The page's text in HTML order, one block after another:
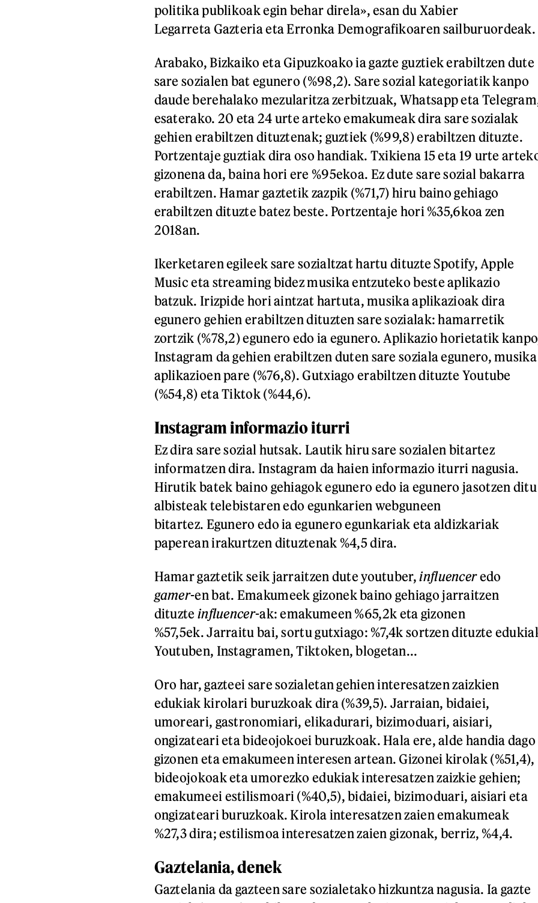
politika publikoak egin behar direla», esan du Xabier
Legarreta Gazteria eta Erronka Demografikoaren sailburuordeak.
Arabako, Bizkaiko eta Gipuzkoako ia gazte guztiek erabiltzen dute
sare sozialen bat egunero (%98,2). Sare sozial kategoriatik kanpo
daude berehalako mezularitza zerbitzuak, Whatsapp eta
esaterako. 20 eta 24 urte arteko emakumeak dira sare sozialak
gehien erabiltzen dituztenak; guztiek (%99,8) erabiltzen dituzte.
Portzentaje guztiak dira oso handiak. Txikiena 15 eta 19 urte
gizonena da, baina hori ere %95ekoa. Ez dute sare sozial bakarra
erabiltzen. Hamar gaztetik zazpik (%71,7) hiru baino gehiago
erabiltzen dituzte batez beste. Portzentaje hori %35,6koa zen
2018an.
Ikerketaren egileek sare sozialtzat hartu dituzte Spotify, Apple
Music eta streaming bidez musika entzuteko beste aplikazio
batzuk. Irizpide hori aintzat hartuta, musika aplikazioak dira
egunero gehien erabiltzen dituzten sare sozialak: hamarretik
zortzik (%78,2) egunero edo ia egunero. Aplikazio horietatik
Instagram da gehien erabiltzen duten sare soziala egunero, musika
aplikazioen pare (%76,8). Gutxiago erabiltzen dituzte Youtube
(%54,8) eta Tiktok (%44,6).
Instagram informazio iturri
Ez dira sare sozial hutsak. Lautik hiru sare sozialen bitartez
informatzen dira. Instagram da haien informazio iturri nagusia.
Hirutik batek baino gehiagok egunero edo ia egunero jasotzen ditu
albisteak telebistaren edo egunkarien webguneen
bitartez. Egunero edo ia egunero egunkariak eta aldizkariak
paperean irakurtzen dituztenak %4,5 dira.
Hamar gaztetik seik jarraitzen dute youtuber,influenceredo
gamer-en bat. Emakumeek gizonek baino gehiago jarraitzen
dituzte influencer-ak: emakumeen %65,2k eta gizonen
%57,5ek. Jarraitu bai, sortu gutxiago: %7,4k sortzen dituzte
Youtuben, Instagramen, Tiktoken, blogetan...
Oro har, gazteei sare sozialetan gehien interesatzen zaizkien
edukiak kirolari buruzkoak dira (%39,5). Jarraian, bidaiei,
umoreari, gastronomiari, elikadurari, bizimoduari, aisiari,
ongizateari eta bideojokoei buruzkoak. Hala ere, alde handia dago
gizonen eta emakumeen interesen artean. Gizonei kirolak (%51,4),
bideojokoak eta umorezko edukiak interesatzen zaizkie gehien;
emakumeei estilismoari (%40,5), bidaiei, bizimoduari, aisiari eta
ongizateari buruzkoak. Kirola interesatzen zaien emakumeak
%27,3 dira; estilismoa interesatzen zaien gizonak, berriz, %4,4.
Gaztelania, denek
Gaztelania da gazteen sare sozialetako hizkuntza nagusia. Ia gazte